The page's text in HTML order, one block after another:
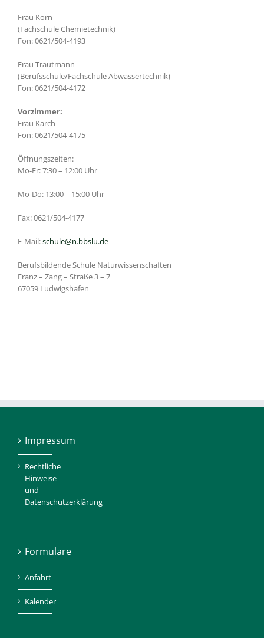
Frau Korn
(Fachschule Chemietechnik)
Fon: 0621/504-4193
Frau Trautmann
(Berufsschule/Fachschule Abwassertechnik)
Fon: 0621/504-4172
Vorzimmer:
Frau Karch
Fon: 0621/504-4175
Öffnungszeiten:
Mo-Fr: 7:30 – 12:00 Uhr
Mo-Do: 13:00 – 15:00 Uhr
Fax: 0621/504-4177
E-Mail:schule@n.bbslu.de
Berufsbildende Schule Naturwissenschaften
Franz – Zang – Straße 3 – 7
67059 Ludwigshafen
Impressum
Rechtliche
Hinweise
und
Datenschutzerklärung
Formulare
Anfahrt
Kalender